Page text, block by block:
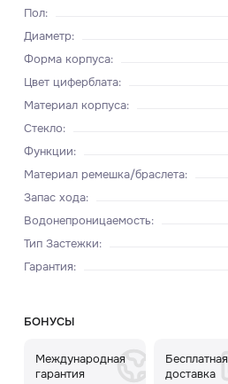
Пол:
Диаметр:
Форма корпуса:
Цвет циферблата:
Материал корпуса:
Стекло:
Функции:
Материал ремешка/браслета:
Запас хода:
Водонепроницаемость:
Тип Застежки:
Гарантия:
БОНУСЫ
Международная
гарантия
Бесплатная
доставка